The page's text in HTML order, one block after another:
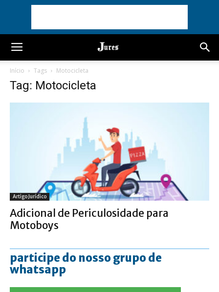
Início Tags Motocicleta
Tag: Motocicleta
Artigo Jurídico
Adicional de Periculosidade para
Motoboys
participe do nosso grupo de
whatsapp